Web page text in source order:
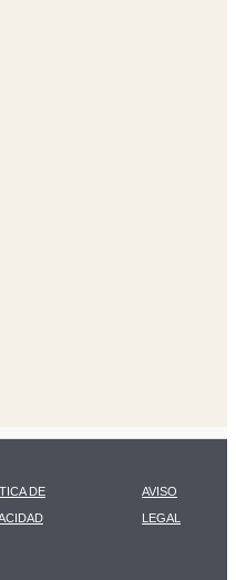
DE
AVISO
LEGAL